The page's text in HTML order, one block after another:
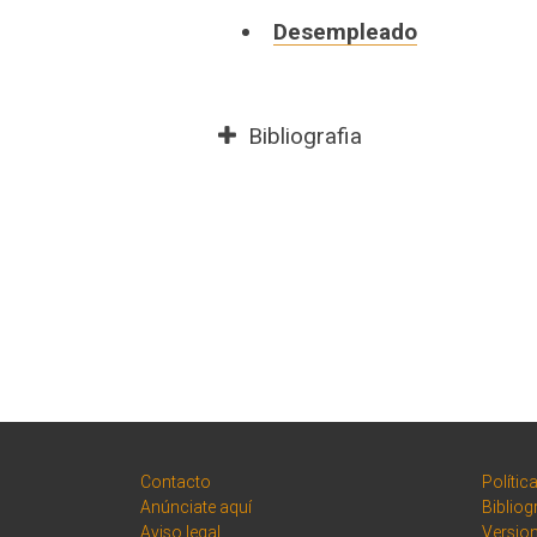
Desempleado
Bibliografia
Contacto
Anúnciate aquí
Aviso legal